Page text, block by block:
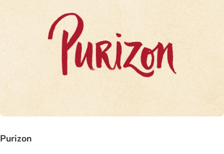
Purizon